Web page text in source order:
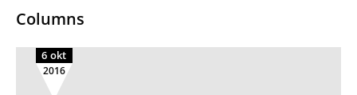
Columns
6 okt
2016